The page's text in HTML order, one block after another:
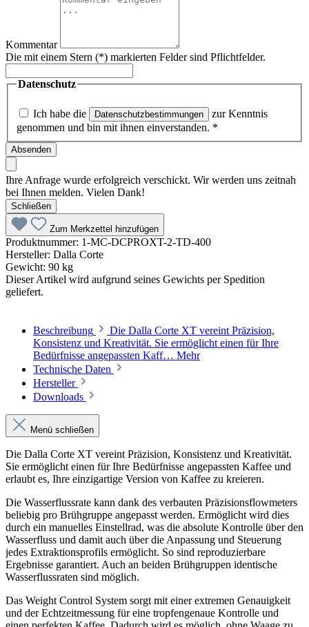
Kommentar
Die mit einem Stern (*) markierten Felder sind Pflichtfelder.
Datenschutz
Ich habe die Datenschutzbestimmungen
zur Kenntnis
genommen und bin mit ihnen einverstanden. *
Absenden
Ihre Anfrage wurde erfolgreich verschickt. Wir werden uns zeitnah
bei Ihnen melden. Vielen Dank!
Schließen
Zum Merkzettel hinzufügen
Produktnummer: 1-MC-DCPROXT-2-TD-400
Hersteller: Dalla Corte
Gewicht: 90 kg
Dieser Artikel wird aufgrund seines Gewichts per Spedition
geliefert.
Beschreibung
Die Dalla Corte XT vereint Präzision,
Konsistenz und Kreativität. Sie ermöglicht einen für Ihre
Bedürfnisse angepassten Kaff… Mehr
Technische Daten
Hersteller
Downloads
Menü schließen
Die Dalla Corte XT vereint Präzision, Konsistenz und Kreativität.
Sie ermöglicht einen für Ihre Bedürfnisse angepassten Kaffee und
erlaubt es, Ihre einzigartige Version von Kaffee zu kreieren.
Die Wasserflussrate kann dank des verbauten Präzisionsflowmeters
beliebig pro Brühgruppe angepasst werden. Ermöglicht wird dies
durch ein manuelles Einstellrad, was die absolute Kontrolle über den
Wasserfluss und damit auch über die Anpassung und Steuerung
jedes Extraktionsprofils ermöglicht. So sind reproduzierbare
Ergebnisse garantiert. Auch an beiden Brühgruppen identische
Wasserflussraten sind möglich.
Das Weight Control System sorgt mit einer extremen Genauigkeit
und der Echtzeitmessung für eine tropfengenaue Kontrolle und